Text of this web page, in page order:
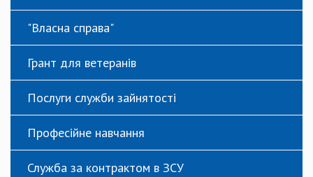
"Власна справа"
Грант для ветеранів
Послуги служби зайнятості
Професійне навчання
Служба за контрактом в ЗСУ